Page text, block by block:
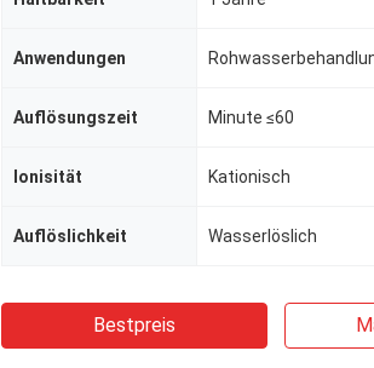
Anwendungen
Auflösungszeit Minute ≤60
Ionisität Kationisch
Auflöslichkeit Wasserlöslich
Bestpreis